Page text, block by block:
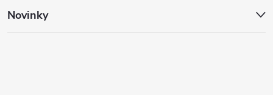
Novinky